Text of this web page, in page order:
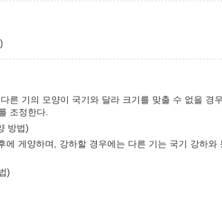
른 기의 모양이 국기와 달라 크기를 맞출 수 없을 경
조정한다.
방법)
게양하며, 강하할 경우에는 다른 기는 국기 강하와
)